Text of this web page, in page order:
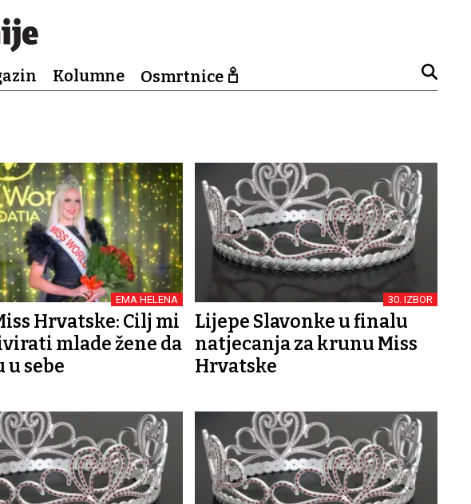
Kolumne Osmrtnice
EMA HELENA
Hrvatske: Cilj mi
mlade žene da
sebe
30. IZBOR
Lijepe Slavonke u finalu
natjecanja za krunu Miss
Hrvatske